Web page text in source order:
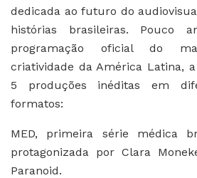
dedicada ao futuro do
histórias brasileiras. Pouco
programação oficial do
criatividade da América Latina,
5 produções inéditas em
formatos:
MED, primeira série médica
protagonizada por Clara
Paranoid.